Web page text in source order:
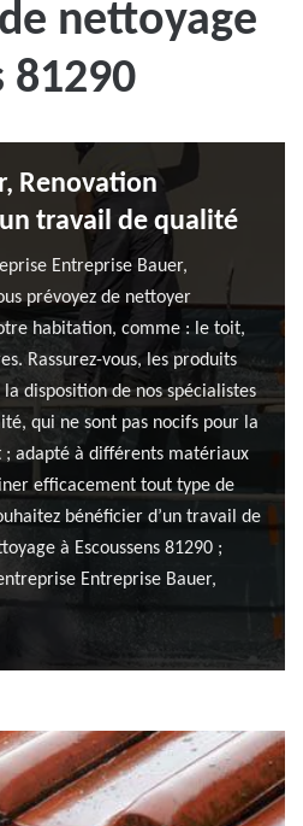
nettoyage
81290
Renovation
travail de qualité
Entreprise Bauer,
prévoyez de nettoyer
habitation, comme : le toit,
Rassurez-vous, les produits
disposition de nos spécialistes
qui ne sont pas nocifs pour la
; adapté à différents matériaux
efficacement tout type de
bénéficier d’un travail de
à Escoussens 81290 ;
Entreprise Bauer,